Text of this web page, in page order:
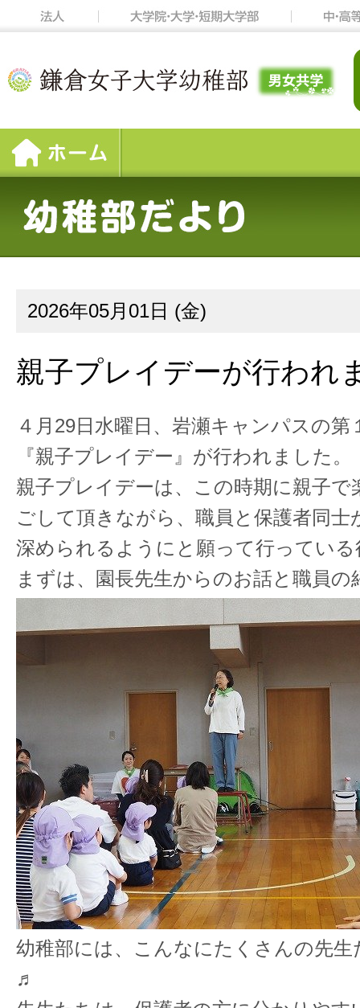
2026年05月01日 (金)
親子プレイデーが行われ
４月29日水曜日、岩瀬キャンパスの第
『親子プレイデー』が行われました。
親子プレイデーは、この時期に親子で
ごして頂きながら、職員と保護者同士
深められるようにと願って行っている
まずは、園長先生からのお話と職員
幼稚部には、こんなにたくさんの先
♬